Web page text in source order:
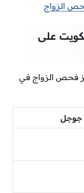
الزواج
على
فحص الزواج في
جوجل